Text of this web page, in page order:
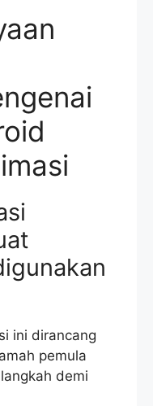
ini dirancang
pemula
demi